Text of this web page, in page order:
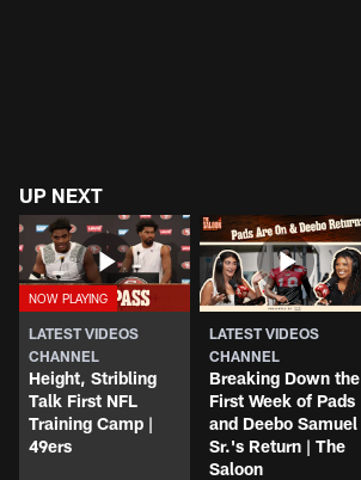
UP NEXT
LATEST VIDEOS
CHANNEL
Height, Stribling
Talk First NFL
Training Camp |
49ers
LATEST VIDEOS
CHANNEL
Breaking Down the
First Week of Pads
and Deebo Samuel
Sr.'s Return | The
Saloon